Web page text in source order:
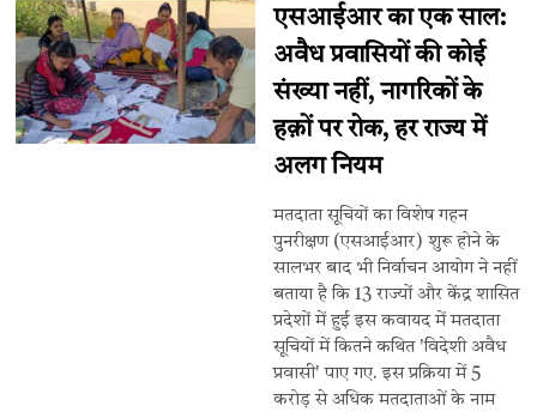
एसआईआर का एक साल:
अवैध प्रवासियों की कोई
संख्या नहीं, नागरिकों के
हक़ों पर रोक, हर राज्य में
अलग नियम
मतदाता सूचियों का विशेष गहन
पुनरीक्षण (एसआईआर) शुरू होने के
सालभर बाद भी निर्वाचन आयोग ने नहीं
बताया है कि 13 राज्यों और केंद्र शासित
प्रदेशों में हुई इस कवायद में मतदाता
सूचियों में कितने कथित 'विदेशी अवैध
प्रवासी' पाए गए. इस प्रक्रिया में 5
करोड़ से अधिक मतदाताओं के नाम